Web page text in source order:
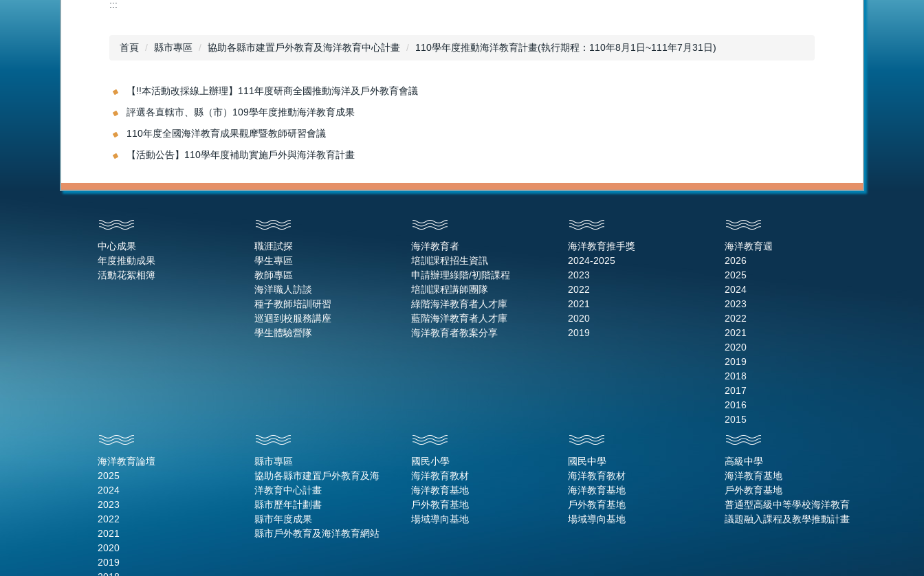
:::
首頁 縣市專區 協助各縣市建置戶外教育及海洋教育中心計畫 110學年度推動海洋教育計畫(執行期程：110年8月1日~111年7月31日)
【!!本活動改採線上辦理】111年度研商全國推動海洋及戶外教育會議
評選各直轄市、縣（市）109學年度推動海洋教育成果
110年度全國海洋教育成果觀摩暨教師研習會議
【活動公告】110學年度補助實施戶外與海洋教育計畫
中心成果
年度推動成果
活動花絮相簿
職涯試探
學生專區
教師專區
海洋職人訪談
種子教師培訓研習
巡迴到校服務講座
學生體驗營隊
海洋教育者
培訓課程招生資訊
申請辦理綠階/初階課程
培訓課程講師團隊
綠階海洋教育者人才庫
藍階海洋教育者人才庫
海洋教育者教案分享
海洋教育推手獎
2024-2025
2023
2022
2021
2020
2019
海洋教育週
2026
2025
2024
2023
2022
2021
2020
2019
2018
2017
2016
2015
海洋教育論壇
2025
2024
2023
2022
2021
2020
2019
縣市專區
協助各縣市建置戶外教育及海
洋教育中心計畫
縣市歷年計劃書
縣市年度成果
縣市戶外教育及海洋教育網站
國民小學
海洋教育教材
海洋教育基地
戶外教育基地
場域導向基地
國民中學
海洋教育教材
海洋教育基地
戶外教育基地
場域導向基地
高級中學
海洋教育基地
戶外教育基地
普通型高級中等學校海洋教育
議題融入課程及教學推動計畫